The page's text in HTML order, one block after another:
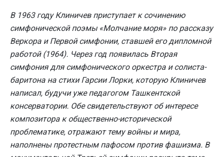
В 1963 году Клиничев приступает к сочинению
симфонической поэмы «Молчание моря» по рассказу
Веркора и Первой симфонии, ставшей его дипломной
работой (1964). Через год появилась Вторая
симфония для симфонического оркестра и солиста-
баритона на стихи Гарсии Лорки, которую Клиничев
написал, будучи уже педагогом Ташкентской
консерватории. Обе свидетельствуют об интересе
композитора к общественно-исторической
проблематике, отражают тему войны и мира,
наполнены протестным пафосом против фашизма. В